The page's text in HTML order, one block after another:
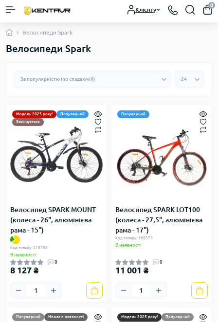
Клієнту
0
Велосипеди Spark
Велосипеди Spark
Модель 2025 року!
Популярний
Закінчується
Велосипед SPARK MOUNT
(колеса - 26", алюмінієва
рама - 15")
Код товару: 218756
В наявності
0
8 127 ₴
Популярний
Велосипед SPARK LOT100
(колеса - 27,5", алюмінієва
рама - 17")
Код товару: 185374
В наявності
0
11 001 ₴
Популярний Немає в наявності Модель 2025 року!
Популярний